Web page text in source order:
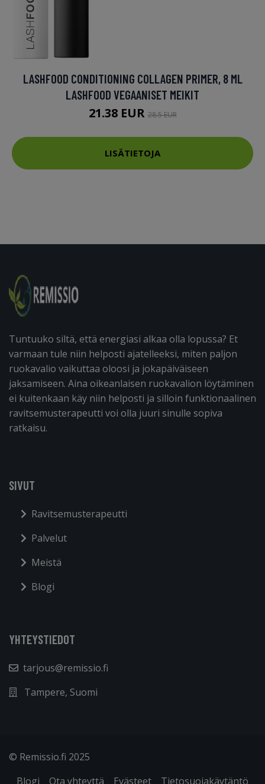
LASHFOOD CONDITIONING COLLAGEN PRIMER, 8 ML
LASHFOOD VEGAANISET MEIKIT
21.38 EUR28.5 EUR
LISÄTIETOJA
Tuntuuko siltä, että energiasi alkaa olla lopussa? Et
varmaan tule niin helposti ajatelleeksi, miten paljon
ruokavalio vaikuttaa oloosi ja jokapäiväiseen
jaksamiseen. Aina oikeanlaisen ruokavalion löytäminen
ei kuitenkaan käy niin helposti ja silloin funktionaalinen
ravitsemusterapeutti voi olla juuri sinulle sopiva
ratkaisu.
SIVUT
Ravitsemusterapeutti
Palvelut
Meistä
Blogi
YHTEYSTIEDOT
tarjous@remissio.fi
Tampere, Suomi
© Remissio.fi 2025
Blogi
Ota yhteyttä Evästeet Tietosuojakäytäntö